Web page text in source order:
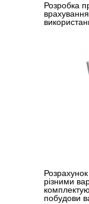
Розробка
різними
побудови